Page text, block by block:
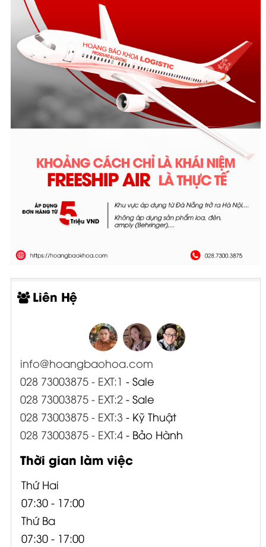
Liên Hệ
info@hoangbaohoa.com
028 73003875 - EXT:1 - Sale
028 73003875 - EXT:2- Sale
028 73003875 - EXT:3 - Kỹ Thuật
028 73003875 - EXT:4- Bảo Hành
Thời gian làm việc
Thứ Hai
07:30 - 17:00
Thứ Ba
07:30 - 17:00